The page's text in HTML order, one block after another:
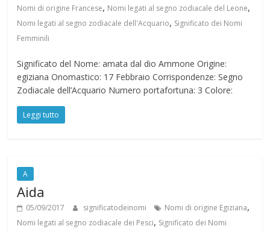
Nomi di origine Francese, Nomi legati al segno zodiacale del Leone,
Nomi legati al segno zodiacale dell'Acquario, Significato dei Nomi
Femminili
Significato del Nome: amata dal dio Ammone Origine:
egiziana Onomastico: 17 Febbraio Corrispondenze: Segno
Zodiacale dell’Acquario Numero portafortuna: 3 Colore:
Leggi tutto
A
Aida
05/09/2017 significatodeinomi Nomi di origine Egiziana,
Nomi legati al segno zodiacale dei Pesci, Significato dei Nomi